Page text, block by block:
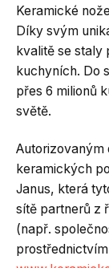
Keramické
Díky svým
kvalitě se staly
kuchyních. Do
přes 6 milionů
světě.
Autorizovaným
keramických
Janus, která
sítě partnerů z
(např.